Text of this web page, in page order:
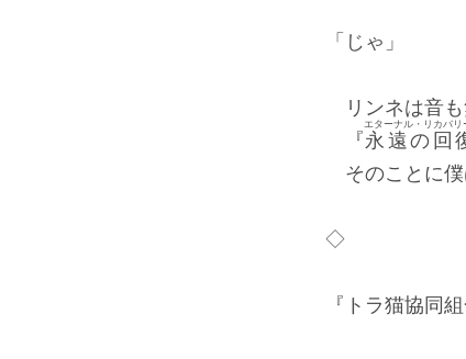
「じゃ」
リンネは音も
『永遠の回
エターナル・リカバリ
そのことに僕
◇
『トラ猫協同組